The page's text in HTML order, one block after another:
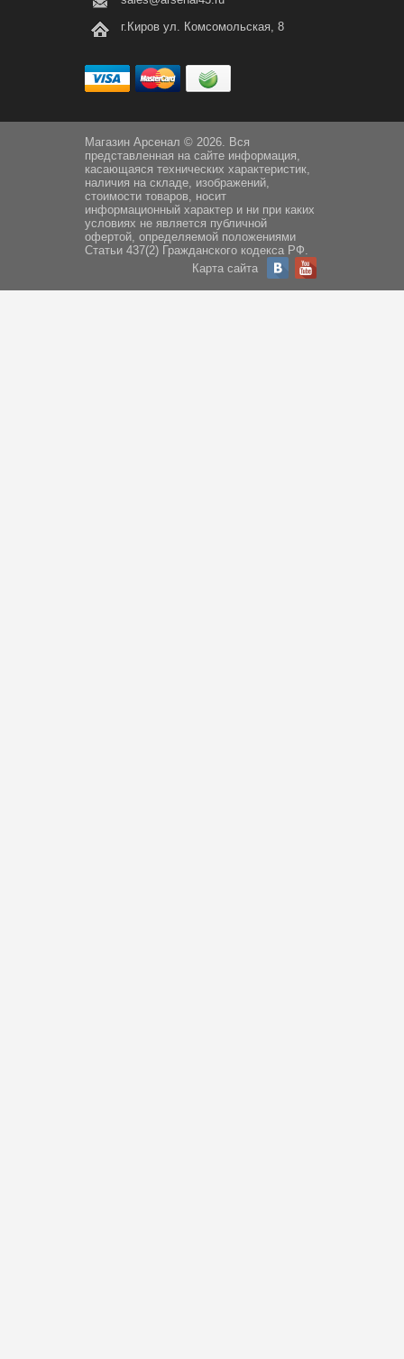
г.Киров ул. Комсомольская, 8
Магазин Арсенал © 2026. Вся
представленная на сайте информация,
касающаяся технических характеристик,
наличия на складе, изображений,
стоимости товаров, носит
информационный характер и ни при каких
условиях не является публичной
офертой, определяемой положениями
Статьи 437(2) Гражданского кодекса РФ.
Карта сайта